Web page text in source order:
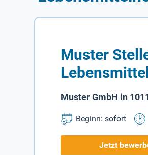
Muster
Muster GmbH in
Beginn: sofort
Jetzt